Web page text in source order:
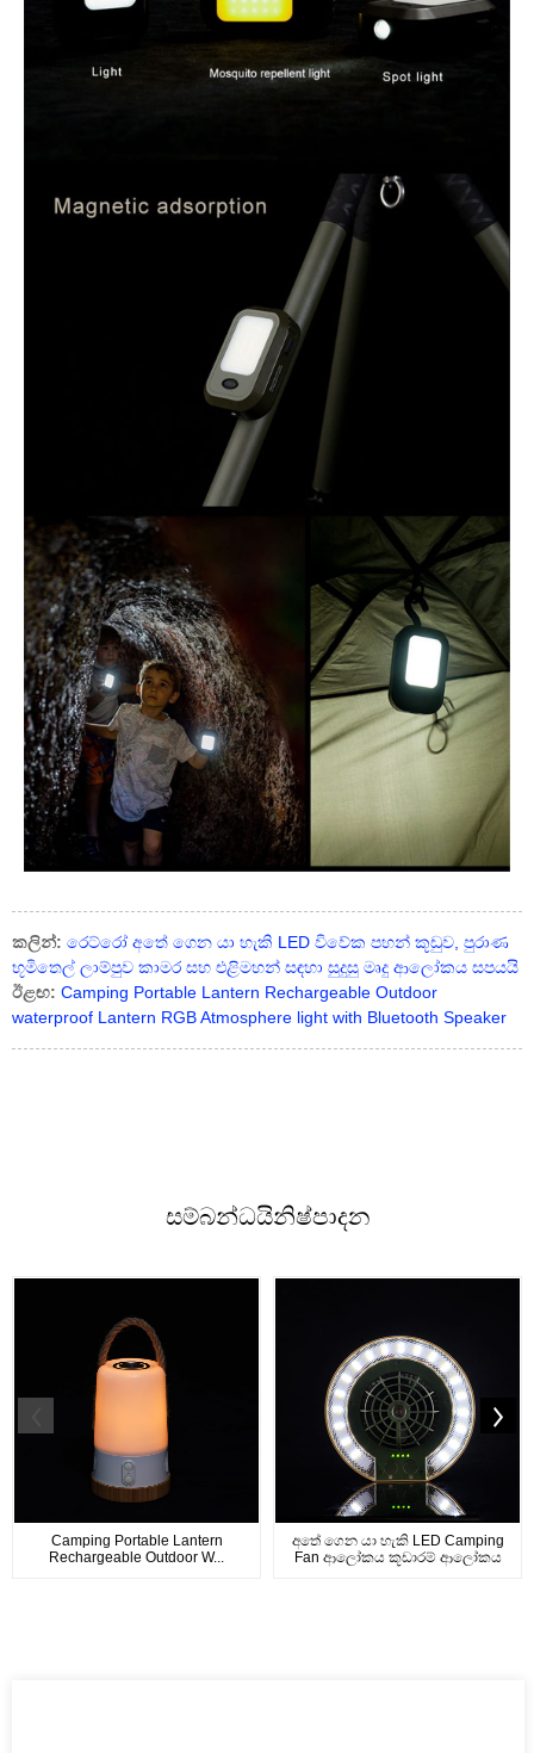
කලින්: රෙට්රෝ අතේ ගෙන යා හැකි LED විවේක පහන් කූඩුව, පුරාණ
භූමිතෙල් ලාම්පුව කාමර සහ එළිමහන් සඳහා සුදුසු මෘදු ආලෝකය සපයයි
ඊළඟ: Camping Portable Lantern Rechargeable Outdoor
waterproof Lantern RGB Atmosphere light with Bluetooth Speaker
සම්බන්ධයිනිෂ්පාදන
Camping Portable Lantern
Rechargeable Outdoor W...
අතේ ගෙන යා හැකි LED Camping
Fan ආලෝකය කූඩාරම් ආලෝකය